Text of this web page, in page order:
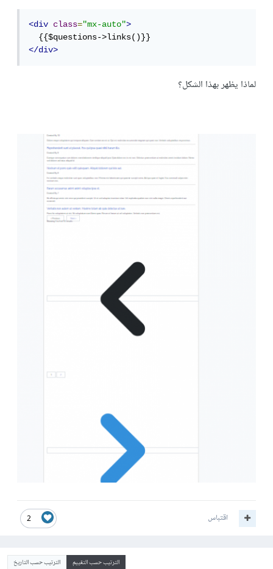
<div class="mx-auto">
</div>
لماذا يظهر بهذا الشكل؟
2 اقتباس
الترتيب حسب التقييم الترتيب حسب التاريخ